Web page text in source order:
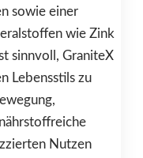
sowie einer
wie Zink
sinnvoll, GraniteX
Lebensstils zu
Nutzen